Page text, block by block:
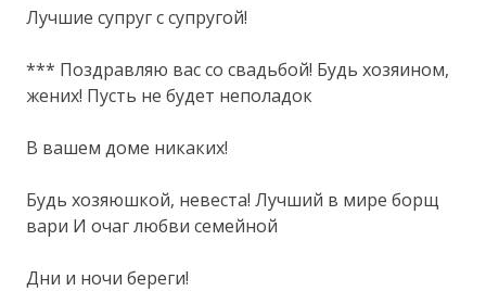
Лучшие супруг с супругой!
*** Поздравляю вас со свадьбой! Будь хозяином,
жених! Пусть не будет неполадок
В вашем доме никаких!
Будь хозяюшкой, невеста! Лучший в мире борщ
вари И очаг любви семейной
Дни и ночи береги!